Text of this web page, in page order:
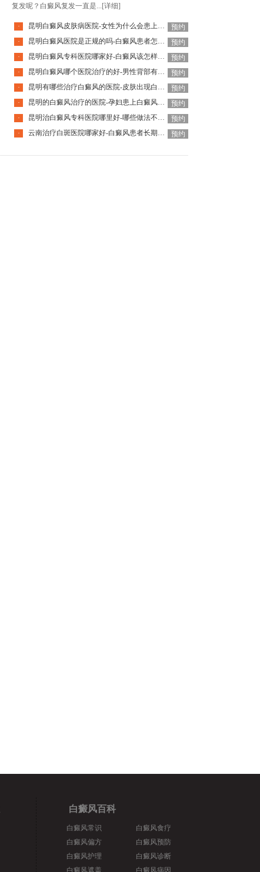
复发呢？白癜风复发一直是... [详细]
· 昆明白癜风皮肤病医院-女性为什么会患上白癜风
预约
·
昆明白癜风医院是正规的吗-白癜风患者怎么做好日常护理呢
预约
·
昆明白癜风专科医院哪家好-白癜风该怎样科学治疗呢
预约
·
昆明白癜风哪个医院治疗的好-男性背部有白癜风该怎么治疗
预约
·
昆明有哪些治疗白癜风的医院-皮肤出现白癜风该怎么办
预约
·
昆明的白癜风治疗的医院-孕妇患上白癜风该如何是好
预约
·
昆明治白癜风专科医院哪里好-哪些做法不利于白癜风治疗呢
预约
·
云南治疗白斑医院哪家好-白癜风患者长期待在室内有什么影响 预约
白癜风百科
白癜风常识
白癜风偏方
白癜风护理
白癜风遮盖
白癜风食疗
白癜风预防
白癜风诊断
白癜风病因